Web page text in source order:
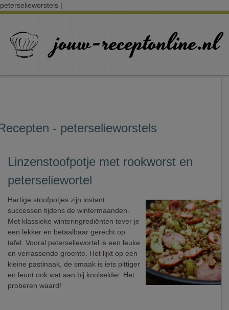
peterselieworstels |
- peterselieworstels
Linzenstoofpotje met rookworst en
peterseliewortel
Hartige stoofpotjes zijn instant
successen tijdens de wintermaanden.
Met klassieke winteringrediënten tover je
een lekker en betaalbaar gerecht op
tafel. Vooral peterseliewortel is een leuke
en verrassende groente. Het lijkt op een
kleine pastinaak, de smaak is iets pittiger
en leunt ook wat aan bij knolselder. Het
proberen waard!